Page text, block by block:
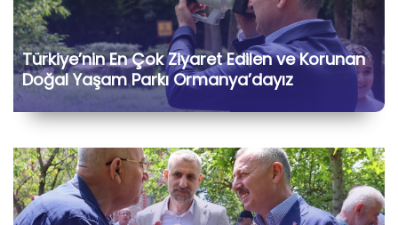
Türkiye’nin En Çok Ziyaret Edilen ve Korunan
Doğal Yaşam Parkı Ormanya’dayız